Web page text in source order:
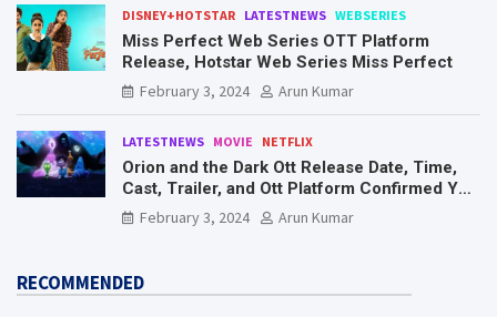
DISNEY+HOTSTAR LATESTNEWS WEBSERIES
Miss Perfect Web Series OTT Platform
Release, Hotstar Web Series Miss Perfect
February 3, 2024
Arun Kumar
LATESTNEWS MOVIE NETFLIX
Orion and the Dark Ott Release Date, Time,
Cast, Trailer, and Ott Platform Confirmed You
Need To Know Here
February 3, 2024 Arun Kumar
RECOMMENDED